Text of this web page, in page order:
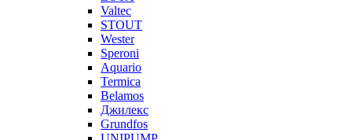
Valtec
STOUT
Wester
Speroni
Aquario
Termica
Belamos
Джилекс
Grundfos